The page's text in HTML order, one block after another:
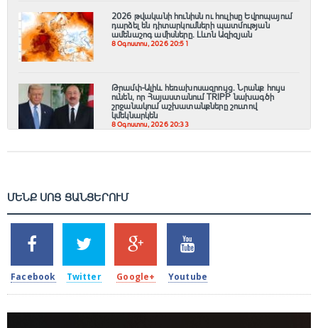
2026 թվականի հունիսն ու հուլիսը Եվրոպայում
դարձել են դիտարկումների պատմության
ամենաշոգ ամիսները․ Լևոն Ազիզյան
8 Օգոստոս, 2026 20:51
Թրամփ-Ալիև հեռախոսազրույց. Նրանք հույս
ունեն, որ Հայաստանում TRIPP նախագծի
շրջանակում աշխատանքները շուտով
կմեկնարկեն
8 Օգոստոս, 2026 20:33
ՄԵՆՔ ՍՈՑ ՑԱՆՑԵՐՈՒՄ
2k
SHARES
Facebook
1.5k
TWEETS
Twitter
203
SHARES
Google+
620
SHARES
Youtube